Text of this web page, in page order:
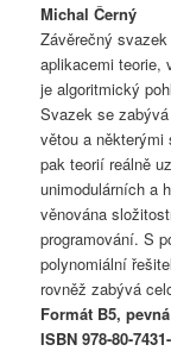
Michal Černý
Závěrečný
aplikacemi teorie,
je algoritmický
Svazek se
větou a
pak teorií reálně
unimodulárních a
věnována
programování. S
polynomiální
rovněž zabývá
Formát B5,
ISBN 978-80-